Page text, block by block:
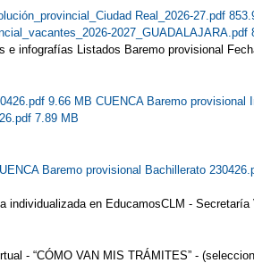
Real_2026-27.pdf
2027_GUADALAJARA.pdf
e infografías Listados Baremo provisional
9.66 MB CUENCA Baremo provisional
7.89 MB
Baremo provisional Bachillerato
en EducamosCLM - Secretaría
- “CÓMO VAN MIS TRÁMITES” -